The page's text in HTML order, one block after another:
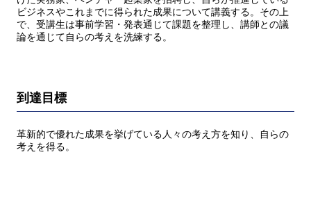
ビジネスやこれまでに得られた成果について講義する。その上
で、受講生は事前学習・発表通じて課題を整理し、講師との議
論を通じて自らの考えを洗練する。
到達目標
革新的で優れた成果を挙げている人々の考え方を知り、自らの
考えを得る。